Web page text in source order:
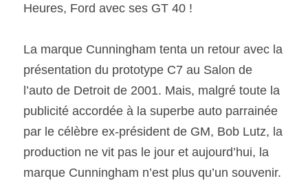
Heures, Ford avec ses GT 40 !
La marque Cunningham tenta un retour avec la
présentation du prototype C7 au Salon de
l’auto de Detroit de 2001. Mais, malgré toute la
publicité accordée à la superbe auto parrainée
par le célèbre ex-président de GM, Bob Lutz, la
production ne vit pas le jour et aujourd’hui, la
marque Cunningham n’est plus qu’un souvenir.